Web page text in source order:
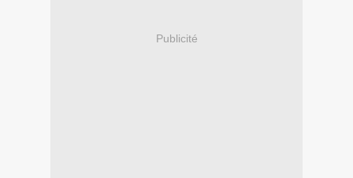
Publicité